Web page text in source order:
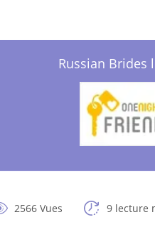
Russian Brides
2566 Vues 9 lecture